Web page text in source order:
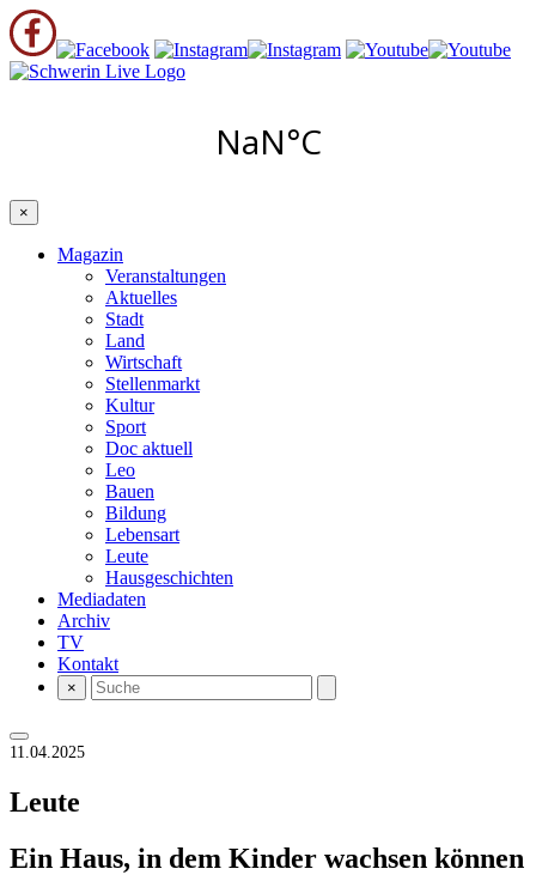
×
Magazin
Veranstaltungen
Aktuelles
Stadt
Land
Wirtschaft
Stellenmarkt
Kultur
Sport
Doc aktuell
Leo
Bauen
Bildung
Lebensart
Leute
Hausgeschichten
Mediadaten
Archiv
TV
Kontakt
×
11.04.2025
Leute
Ein Haus, in dem Kinder wachsen können